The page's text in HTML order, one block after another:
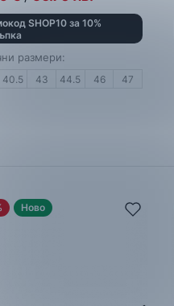
SHOP10 за 10%
размери:
40.5 43 44.5 46
47
Ново